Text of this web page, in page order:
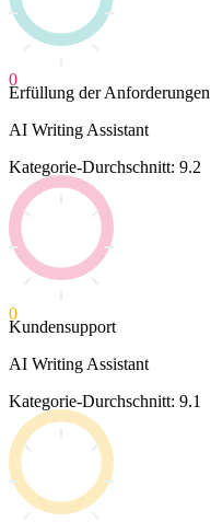
0
Erfüllung der Anforderungen
AI Writing Assistant
Kategorie-Durchschnitt: 9.2
0
Kundensupport
AI Writing Assistant
Kategorie-Durchschnitt: 9.1